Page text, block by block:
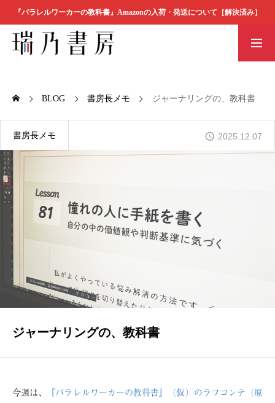
『パラレルワーカーの教科書』Amazonの入荷・発送について［解決済み］
書店の方へ 瑞乃書房の本
BOOK
MESSAGE
代表者メッセージ
COMPANY
会社概要
INTERVIEWS
著者インタビュー
NEWS
瑞乃書房からのお知らせ
BLOG
BLOG 書房長メモ ジャーナリングの、教科書
書房長メモ 2025.12.07
ジャーナリングの、教科書
今週は、
『パラレルワーカーの教科書』（仮）のラフコンテ（原